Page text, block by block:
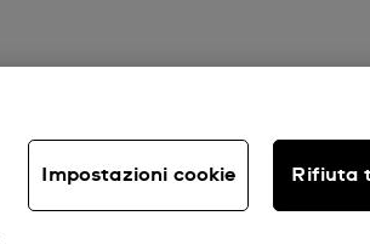
Impostazioni cookie Rifiuta